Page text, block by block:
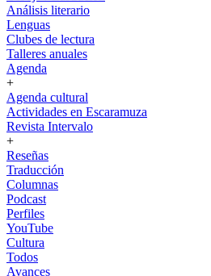
Análisis literario
Lenguas
Clubes de lectura
Talleres anuales
Agenda
+
Agenda cultural
Actividades en Escaramuza
Revista Intervalo
+
Reseñas
Traducción
Columnas
Podcast
Perfiles
YouTube
Cultura
Todos
Avances